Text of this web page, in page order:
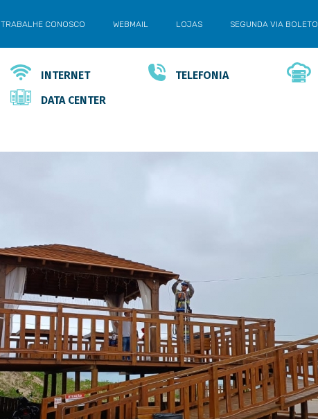
TRABALHE CONOSCO WEBMAIL LOJAS SEGUNDA VIA BOLETO
INTERNET TELEFONIA
DATA CENTER